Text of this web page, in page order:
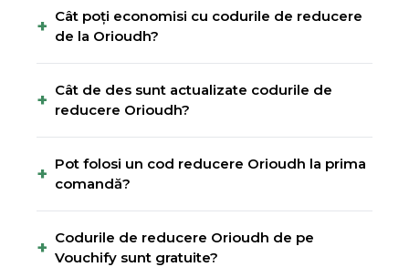
+ Cât poți economisi cu codurile de reducere
de la Orioudh?
+ Cât de des sunt actualizate codurile de
reducere Orioudh?
+ Pot folosi un cod reducere Orioudh la prima
comandă?
+ Codurile de reducere Orioudh de pe
Vouchify sunt gratuite?